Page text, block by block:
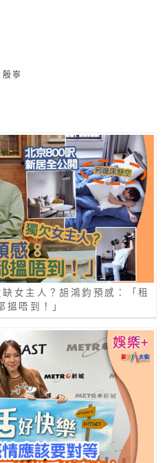
殷寧
女主人？胡鴻鈞預感：「租
搵唔到！」